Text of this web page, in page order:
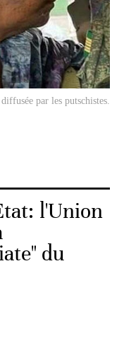
par les putschistes.
l'Union
du